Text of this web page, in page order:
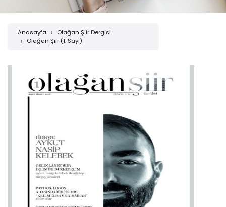
Anasayfa
Olağan Şiir Dergisi
Olağan Şiir (1. Sayı)